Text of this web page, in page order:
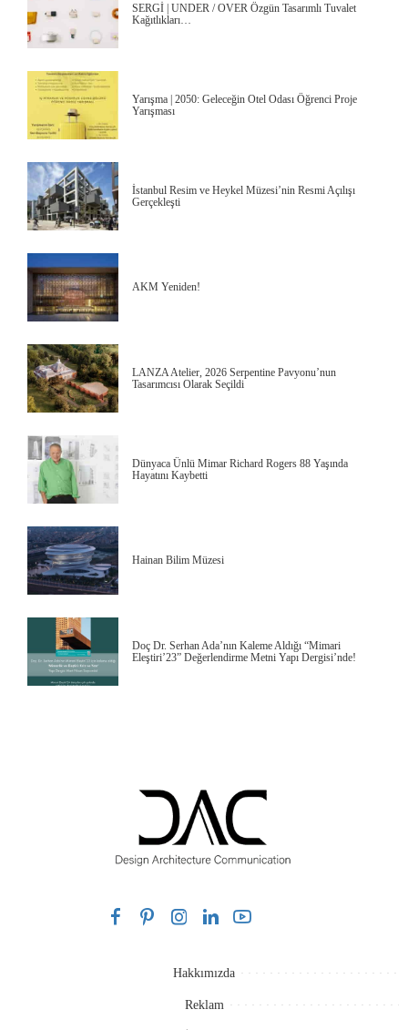
SERGİ | UNDER / OVER Özgün Tasarımlı Tuvalet
Kağıtlıkları…
Yarışma | 2050: Geleceğin Otel Odası Öğrenci Proje
Yarışması
İstanbul Resim ve Heykel Müzesi’nin Resmi Açılışı
Gerçekleşti
AKM Yeniden!
LANZA Atelier, 2026 Serpentine Pavyonu’nun
Tasarımcısı Olarak Seçildi
Dünyaca Ünlü Mimar Richard Rogers 88 Yaşında
Hayatını Kaybetti
Hainan Bilim Müzesi
Doç Dr. Serhan Ada’nın Kaleme Aldığı “Mimari
Eleştiri’23” Değerlendirme Metni Yapı Dergisi’nde!
Hakkımızda
Reklam